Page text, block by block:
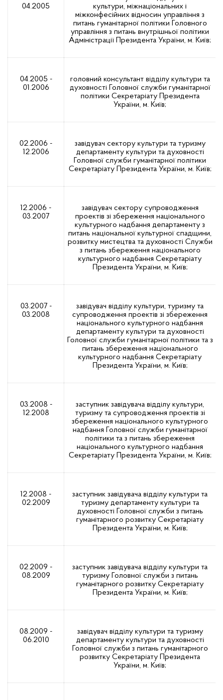
04.2005
культури, міжнаціональних і
міжконфесійних відносин управління з
питань гуманітарної політики Головного
управління з питань внутрішньої політики
Адміністрації Президента України, м. Київ;
04.2005 -
01.2006
головний консультант відділу культури та
духовності Головної служби гуманітарної
політики Секретаріату Президента
України, м. Київ;
02.2006 -
12.2006
завідувач сектору культури та туризму
департаменту культури та духовності
Головної служби гуманітарної політики
Секретаріату Президента України, м. Київ;
12.2006 -
03.2007
завідувач сектору супроводження
проектів зі збереження національного
культурного надбання департаменту з
питань національної культурної спадщини,
розвитку мистецтва та духовності Служби
з питань збереження національного
культурного надбання Секретаріату
Президента України, м. Київ;
03.2007 -
03.2008
завідувач відділу культури, туризму та
супроводження проектів зі збереження
національного культурного надбання
департаменту культури та духовності
Головної служби гуманітарної політики та з
питань збереження національного
культурного надбання Секретаріату
Президента України, м. Київ;
03.2008 -
12.2008
заступник завідувача відділу культури,
туризму та супроводження проектів зі
збереження національного культурного
надбання Головної служби гуманітарної
політики та з питань збереження
національного культурного надбання
Секретаріату Президента України, м. Київ;
12.2008 -
02.2009
заступник завідувача відділу культури та
туризму департаменту культури та
духовності Головної служби з питань
гуманітарного розвитку Секретаріату
Президента України, м. Київ;
02.2009 -
08.2009
заступник завідувача відділу культури та
туризму Головної служби з питань
гуманітарного розвитку Секретаріату
Президента України, м. Київ;
08.2009 -
06.2010
завідувач відділу культури та туризму
департаменту культури та духовності
Головної служби з питань гуманітарного
розвитку Секретаріату Президента
України, м. Київ;